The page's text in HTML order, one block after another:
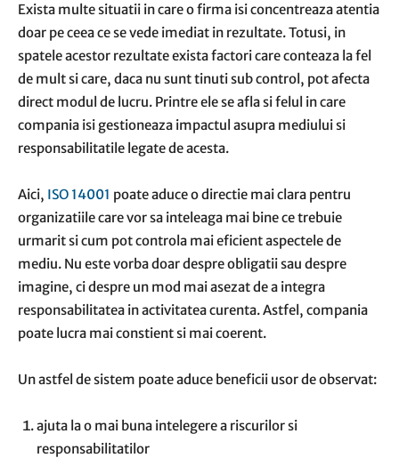
Exista multe situatii in care o firma isi concentreaza atentia
doar pe ceea ce se vede imediat in rezultate. Totusi, in
spatele acestor rezultate exista factori care conteaza la fel
de mult si care, daca nu sunt tinuti sub control, pot afecta
direct modul de lucru. Printre ele se afla si felul in care
compania isi gestioneaza impactul asupra mediului si
responsabilitatile legate de acesta.
Aici, ISO 14001 poate aduce o directie mai clara pentru
organizatiile care vor sa inteleaga mai bine ce trebuie
urmarit si cum pot controla mai eficient aspectele de
mediu. Nu este vorba doar despre obligatii sau despre
imagine, ci despre un mod mai asezat de a integra
responsabilitatea in activitatea curenta. Astfel, compania
poate lucra mai constient si mai coerent.
Un astfel de sistem poate aduce beneficii usor de observat:
ajuta la o mai buna intelegere a riscurilor si
responsabilitatilor